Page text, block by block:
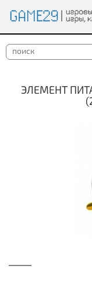
ЭЛЕМЕНТ